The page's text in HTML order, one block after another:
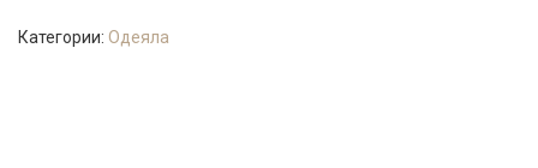
Категории: Одеяла